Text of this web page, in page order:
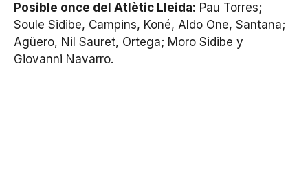
Posible once del Atlètic Lleida: Pau Torres;
Soule Sidibe, Campins, Koné, Aldo One, Santana;
Agüero, Nil Sauret, Ortega; Moro Sidibe y
Giovanni Navarro.